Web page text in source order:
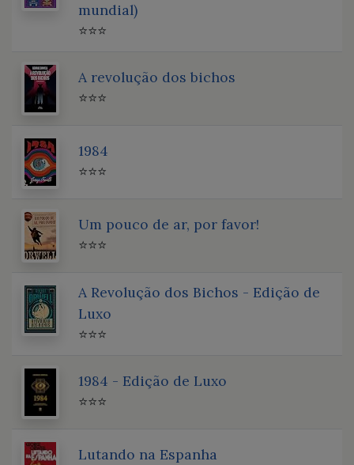
mundial)
⭐⭐⭐
A revolução dos bichos
⭐⭐⭐
1984
⭐⭐⭐
Um pouco de ar, por favor!
⭐⭐⭐
A Revolução dos Bichos - Edição de
Luxo
⭐⭐⭐
1984 - Edição de Luxo
⭐⭐⭐
Lutando na Espanha